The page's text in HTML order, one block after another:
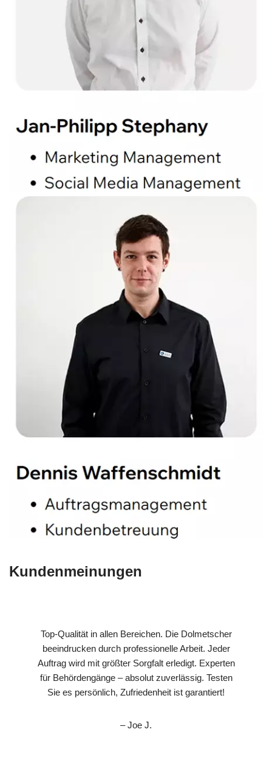
Kundenmeinungen
Top-Qualität in allen Bereichen. Die Dolmetscher
beeindrucken durch professionelle Arbeit. Jeder
Auftrag wird mit größter Sorgfalt erledigt. Experten
für Behördengänge – absolut zuverlässig. Testen
Sie es persönlich, Zufriedenheit ist garantiert!
– Joe J.